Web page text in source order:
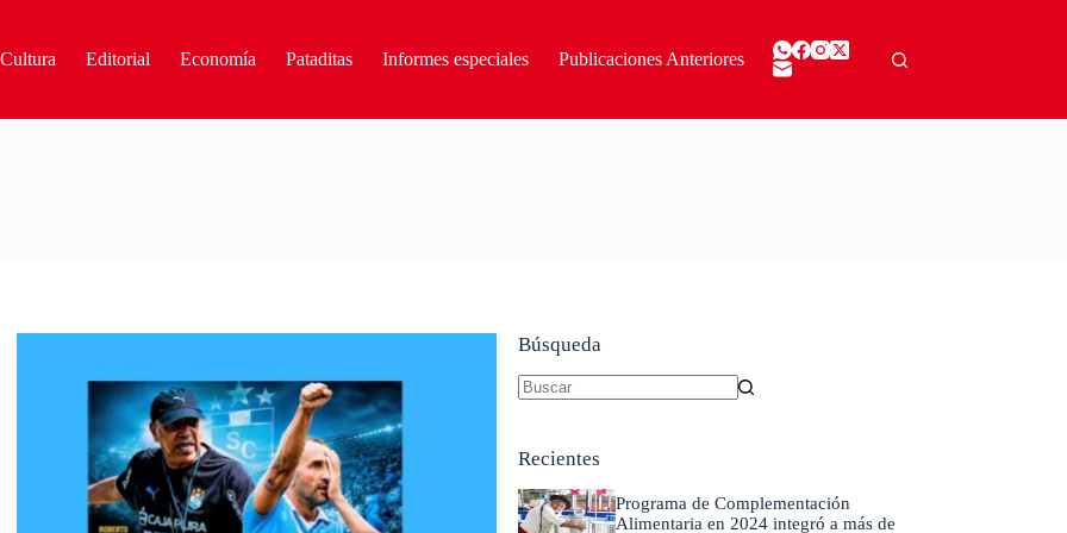
Cultura Editorial Economía Pataditas Informes especiales Publicaciones Anteriores
Búsqueda
Recientes
Programa de Complementación
Alimentaria en 2024 integró a más de